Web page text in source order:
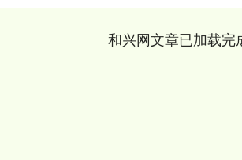
和兴网文章已加载完